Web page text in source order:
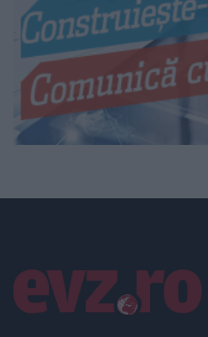
Linkuri utile